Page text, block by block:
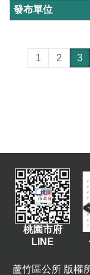
1 2 3
桃園市府
LINE
蘆竹區公所 版權